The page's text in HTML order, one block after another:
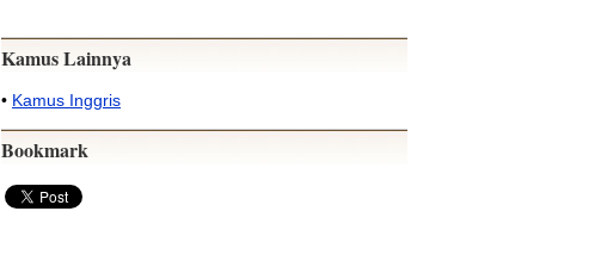
Kamus Lainnya
• Kamus Inggris
Bookmark